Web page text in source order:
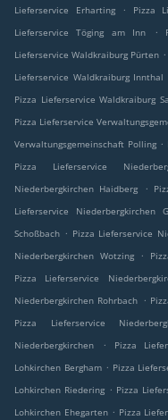
Lieferservice Erharting
. Pizza
Lieferservice Töging am Inn
.
Lieferservice Waldkraiburg Pürten .
Lieferservice Waldkraiburg Innthal
Pizza Lieferservice Waldkraiburg
Pizza Lieferservice
Verwaltungsgemeinschaft Polling .
Pizza Lieferservice
Niederbergkirchen Haidberg
.
Lieferservice Niederbergkirchen
Schoßbach . Pizza Lieferservice
Niederbergkirchen Wotzing
.
Pizza Lieferservice
Niederbergkirchen Rohrbach .
Pizza Lieferservice
Niederbergkirchen
. Pizza
Lohkirchen Bergham . Pizza
Lohkirchen Riedering . Pizza
Lohkirchen Ehegarten . Pizza